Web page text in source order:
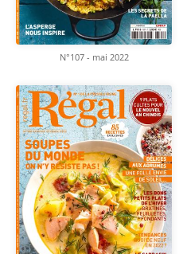
N°107 - mai 2022